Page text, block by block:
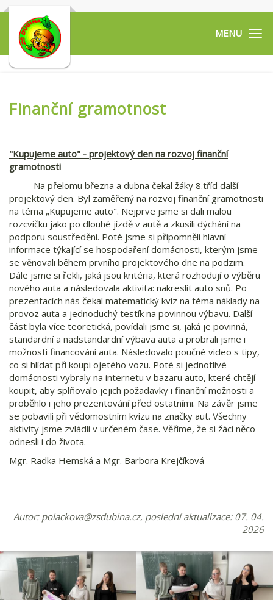
Finanční gramotnost
"Kupujeme auto" - projektový den na rozvoj finanční
gramotnosti
Na přelomu března a dubna čekal žáky 8.tříd další
projektový den. Byl zaměřený na rozvoj finanční gramotnosti
na téma „Kupujeme auto". Nejprve jsme si dali malou
rozcvičku jako po dlouhé jízdě v autě a zkusili dýchání na
podporu soustředění. Poté jsme si připomněli hlavní
informace týkající se hospodaření domácnosti, kterým jsme
se věnovali během prvního projektového dne na podzim.
Dále jsme si řekli, jaká jsou kritéria, která rozhodují o výběru
nového auta a následovala aktivita: nakreslit auto snů. Po
prezentacích nás čekal matematický kvíz na téma náklady na
provoz auta a jednoduchý testík na povinnou výbavu. Další
část byla více teoretická, povídali jsme si, jaká je povinná,
standardní a nadstandardní výbava auta a probrali jsme i
možnosti financování auta. Následovalo poučné video s tipy,
co si hlídat při koupi ojetého vozu. Poté si jednotlivé
domácnosti vybraly na internetu v bazaru auto, které chtějí
koupit, aby splňovalo jejich požadavky i finanční možnosti a
proběhlo i jeho prezentování před ostatními. Na závěr jsme
se pobavili při vědomostním kvízu na značky aut. Všechny
aktivity jsme zvládli v určeném čase. Věříme, že si žáci něco
odnesli i do života.
Mgr. Radka Hemská a Mgr. Barbora Krejčíková
Autor: polackova@zsdubina.cz, poslední aktualizace: 07. 04.
2026